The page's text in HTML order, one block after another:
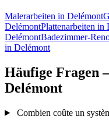
Malerarbeiten in Delémont
DelémontPlattenarbeiten in
DelémontBadezimmer-
in Delémont
Häufige Fragen
Delémont
Combien coûte un